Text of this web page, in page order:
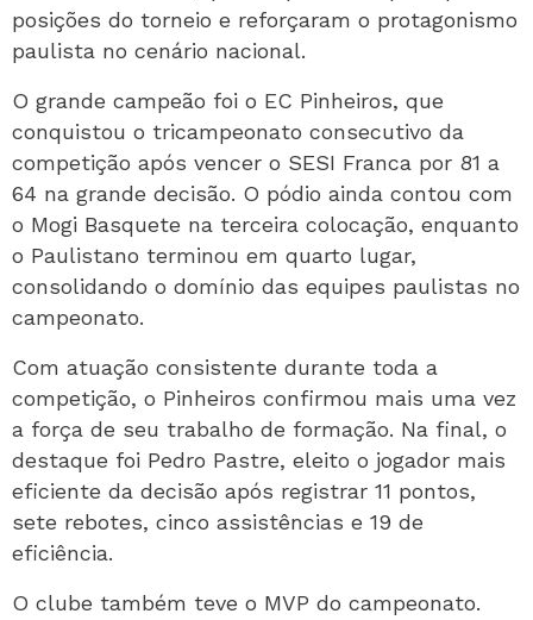
posições do torneio e reforçaram o protagonismo
paulista no cenário nacional.
O grande campeão foi o EC Pinheiros, que
conquistou o tricampeonato consecutivo da
competição após vencer o SESI Franca por 81 a
64 na grande decisão. O pódio ainda contou com
o Mogi Basquete na terceira colocação, enquanto
o Paulistano terminou em quarto lugar,
consolidando o domínio das equipes paulistas no
campeonato.
Com atuação consistente durante toda a
competição, o Pinheiros confirmou mais uma vez
a força de seu trabalho de formação. Na final, o
destaque foi Pedro Pastre, eleito o jogador mais
eficiente da decisão após registrar 11 pontos,
sete rebotes, cinco assistências e 19 de
eficiência.
O clube também teve o MVP do campeonato.